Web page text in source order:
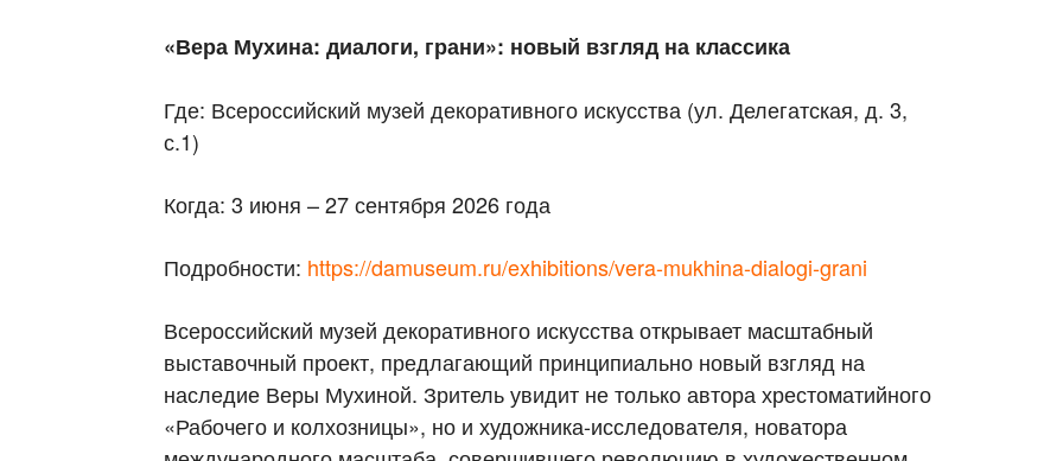
«Вера Мухина: диалоги, грани»: новый взгляд на классика
Где: Всероссийский музей декоративного искусства (ул. Делегатская, д. 3,
с.1)
Когда: 3 июня – 27 сентября 2026 года
Подробности: https://damuseum.ru/exhibitions/vera-mukhina-dialogi-grani
Всероссийский музей декоративного искусства открывает масштабный
выставочный проект, предлагающий принципиально новый взгляд на
наследие Веры Мухиной. Зритель увидит не только автора хрестоматийного
«Рабочего и колхозницы», но и художника-исследователя, новатора